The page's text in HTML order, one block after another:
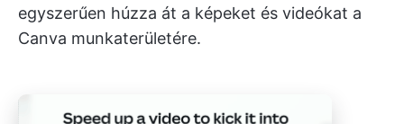
egyszerűen húzza át a képeket és videókat a
Canva munkaterületére.